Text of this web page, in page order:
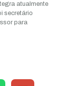
atualmente
secretário
para